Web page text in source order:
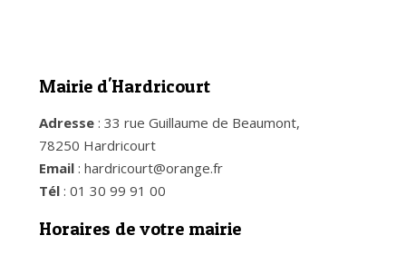
Mairie d'Hardricourt
Adresse : 33 rue Guillaume de Beaumont,
78250 Hardricourt
Email : hardricourt@orange.fr
Tél : 01 30 99 91 00
Horaires de votre mairie